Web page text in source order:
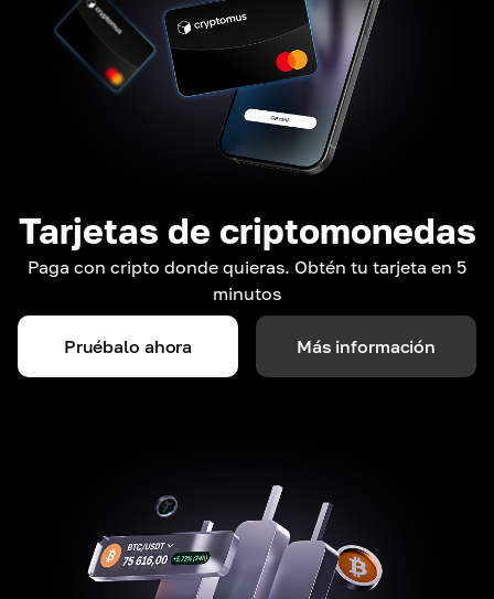
Tarjetas de criptomonedas
Paga con cripto donde quieras. Obtén tu tarjeta en 5
minutos
Pruébalo ahora Más información